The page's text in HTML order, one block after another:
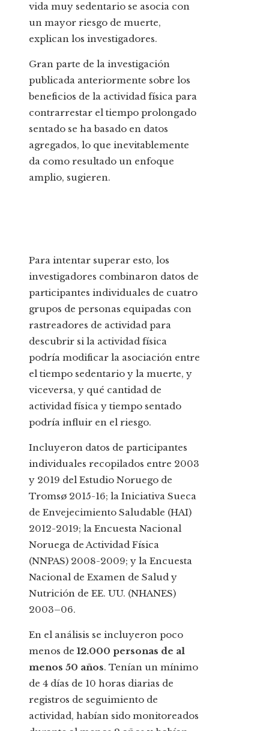
vida muy sedentario se asocia con
un mayor riesgo de muerte,
explican los investigadores.
Gran parte de la investigación
publicada anteriormente sobre los
beneficios de la actividad física para
contrarrestar el tiempo prolongado
sentado se ha basado en datos
agregados, lo que inevitablemente
da como resultado un enfoque
amplio, sugieren.
Para intentar superar esto, los
investigadores combinaron datos de
participantes individuales de cuatro
grupos de personas equipadas con
rastreadores de actividad para
descubrir si la actividad física
podría modificar la asociación entre
el tiempo sedentario y la muerte, y
viceversa, y qué cantidad de
actividad física y tiempo sentado
podría influir en el riesgo.
Incluyeron datos de participantes
individuales recopilados entre 2003
y 2019 del Estudio Noruego de
Tromsø 2015-16; la Iniciativa Sueca
de Envejecimiento Saludable (HAI)
2012-2019; la Encuesta Nacional
Noruega de Actividad Física
(NNPAS) 2008-2009; y la Encuesta
Nacional de Examen de Salud y
Nutrición de EE. UU. (NHANES)
2003–06.
En el análisis se incluyeron poco
menos de 12.000 personas de al
menos 50 años. Tenían un mínimo
de 4 días de 10 horas diarias de
registros de seguimiento de
actividad, habían sido monitoreados